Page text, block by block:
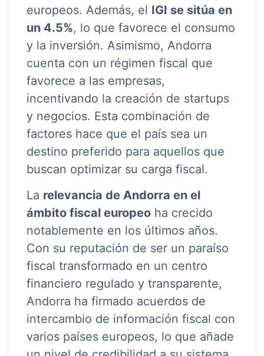
europeos. Además, el IGI se sitúa en
un 4.5%, lo que favorece el consumo
y la inversión. Asimismo, Andorra
cuenta con un régimen fiscal que
favorece a las empresas,
incentivando la creación de startups
y negocios. Esta combinación de
factores hace que el país sea un
destino preferido para aquellos que
buscan optimizar su carga fiscal.
La relevancia de Andorra en el
ámbito fiscal europeo ha crecido
notablemente en los últimos años.
Con su reputación de ser un paraíso
fiscal transformado en un centro
financiero regulado y transparente,
Andorra ha firmado acuerdos de
intercambio de información fiscal con
varios países europeos, lo que añade